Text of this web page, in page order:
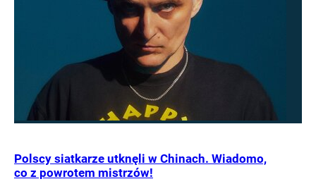
Polscy siatkarze utknęli w Chinach. Wiadomo,
co z powrotem mistrzów!